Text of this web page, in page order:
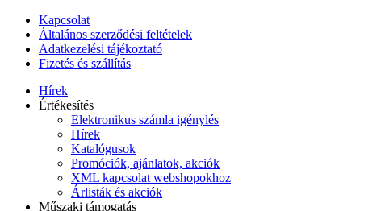
Kapcsolat
Általános szerződési feltételek
Adatkezelési tájékoztató
Fizetés és szállítás
Hírek
Értékesítés
Elektronikus számla igénylés
Hírek
Katalógusok
Promóciók, ajánlatok, akciók
XML kapcsolat webshopokhoz
Árlisták és akciók
Műszaki támogatás